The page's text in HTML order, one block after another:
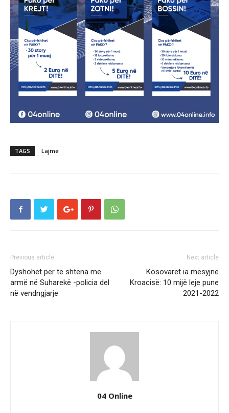
TAGS Lajme
Previous article
Dyshohet për të shtëna me
armë në Suharekë -policia del
në vendngjarje
Next article
Kosovarët ia mësyjnë
Kroacisë: 10 mijë leje pune
2021-2022
04 Online